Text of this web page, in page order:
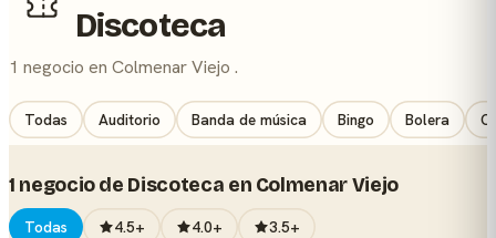
Discoteca
1 negocio en Colmenar Viejo .
Todas Auditorio Banda de música Bingo Bolera
1 negocio de Discoteca en Colmenar Viejo
Todas 4.5+ 4.0+ 3.5+